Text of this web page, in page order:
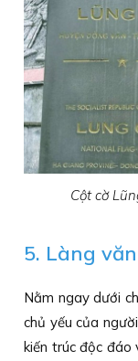
Cột cờ
5. Làng
Nằm ngay dưới
chủ yếu của
kiến trúc độc đáo